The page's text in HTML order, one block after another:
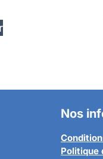
Nos
Politique